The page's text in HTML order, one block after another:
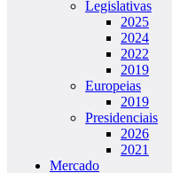
Legislativas
2025
2024
2022
2019
Europeias
2019
Presidenciais
2026
2021
Mercado